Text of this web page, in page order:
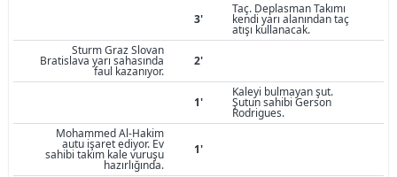
3'
Taç. Deplasman Takımı
kendi yarı alanından taç
atışı kullanacak.
Sturm Graz Slovan
Bratislava yarı sahasında
faul kazanıyor.
2'
1'
Kaleyi bulmayan şut.
Şutun sahibi Gerson
Rodrigues.
Mohammed Al-Hakim
autu işaret ediyor. Ev
sahibi takım kale vuruşu
hazırlığında.
1'